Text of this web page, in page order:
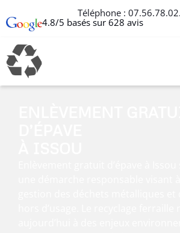
Téléphone :
4.8/5 basés sur 628 avis